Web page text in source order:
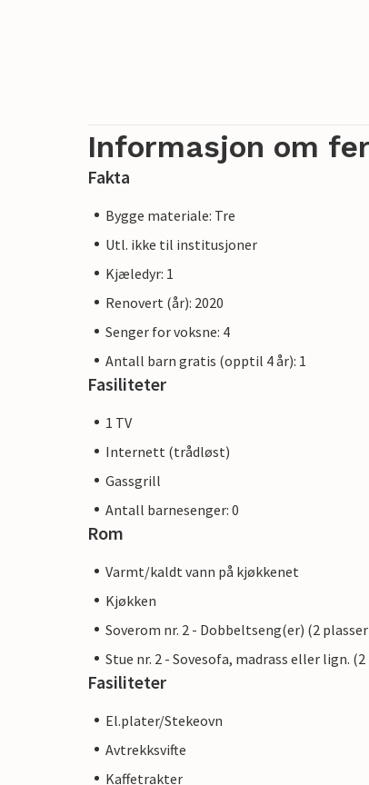
Informasjon om
Fakta
Bygge materiale: Tre
Utl. ikke til institusjoner
Kjæledyr: 1
Renovert (år): 2020
Senger for voksne: 4
Antall barn gratis (opptil 4 år): 1
Fasiliteter
1 TV
Internett (trådløst)
Gassgrill
Antall barnesenger: 0
Rom
Varmt/kaldt vann på kjøkkenet
Kjøkken
Soverom nr. 2 - Dobbeltseng(er) (2
Stue nr. 2 - Sovesofa, madrass eller lign.
Fasiliteter
El.plater/Stekeovn
Avtrekksvifte
Kaffetrakter